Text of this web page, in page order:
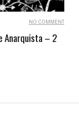
NO COMMENT
Anarquista – 2